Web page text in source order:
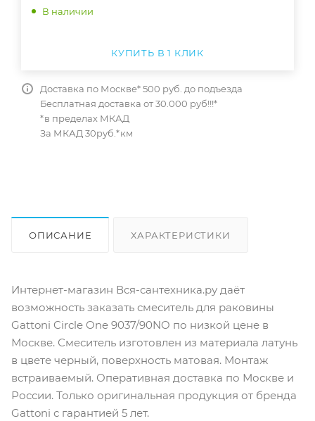
В наличии
КУПИТЬ В 1 КЛИК
Доставка по Москве* 500 руб. до подъезда
Бесплатная доставка от 30.000 руб!!!*
*в пределах МКАД
За МКАД 30руб.*км
ОПИСАНИЕ ХАРАКТЕРИСТИКИ
Интернет-магазин Вся-сантехника.ру даёт
возможность заказать смеситель для раковины
Gattoni Circle One 9037/90NO по низкой цене в
Москве. Смеситель изготовлен из материала латунь
в цвете черный, поверхность матовая. Монтаж
встраиваемый. Оперативная доставка по Москве и
России. Только оригинальная продукция от бренда
Gattoni с гарантией 5 лет.